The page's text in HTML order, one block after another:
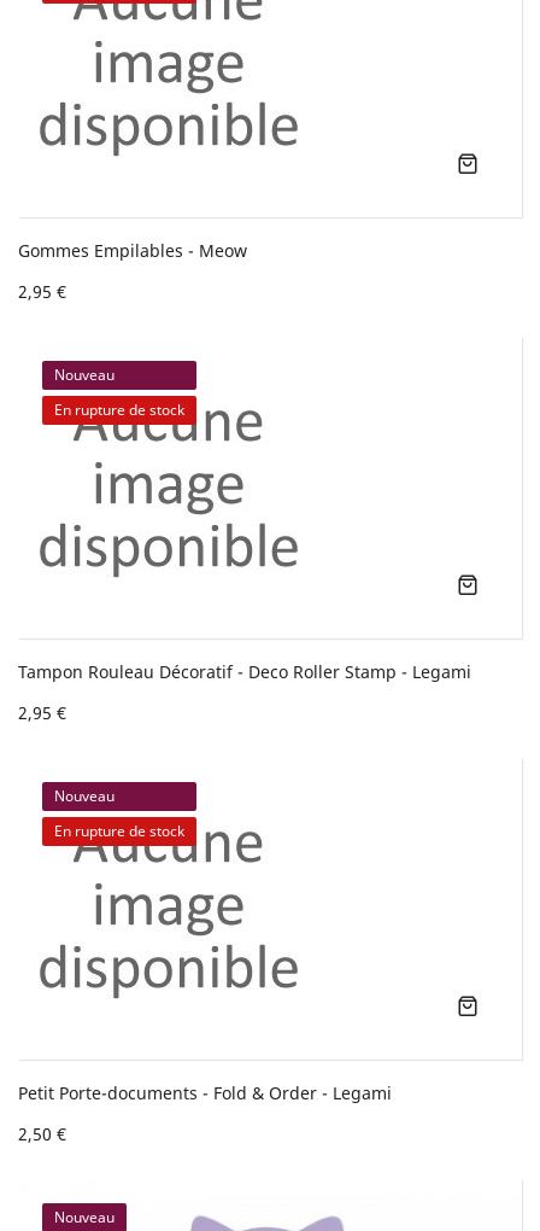
Gommes Empilables - Meow
2,95 €
Nouveau
En rupture de stock
Tampon Rouleau Décoratif - Deco Roller Stamp - Legami
2,95 €
Nouveau
En rupture de stock
Petit Porte-documents - Fold & Order - Legami
2,50 €
Nouveau